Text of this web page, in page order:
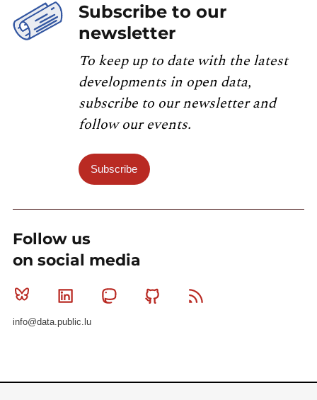
Subscribe to our
newsletter
To keep up to date with the latest
developments in open data,
subscribe to our newsletter and
follow our events.
Subscribe
Follow us
on social media
Bluesky Linkedin MastodonGithub
info@data.public.lu